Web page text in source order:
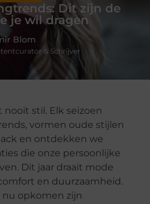
Dit zijn de
je wil dragen
Blom
& Schrijver
stil. Elk seizoen
vormen oude stijlen
en ontdekken we
die onze persoonlijke
Dit jaar draait mode
en duurzaamheid.
opkomen zijn